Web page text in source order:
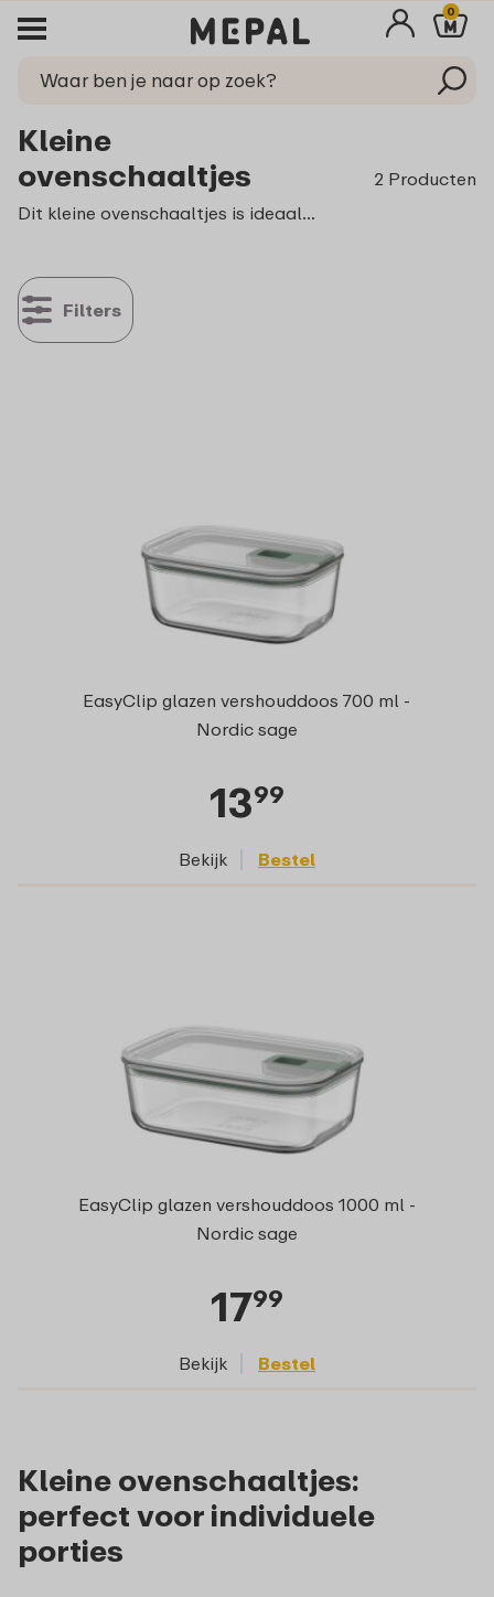
0
Kleine
ovenschaaltjes
2 Producten
Dit kleine ovenschaaltjes is ideaal voor het bereiden van de lekkerste desserts of het voorbereiden van verse groentes. Een etentje bij vrienden? Jij neemt deze
Filters
EasyClip glazen vershouddoos 700 ml -
Nordic sage
1399
Bekijk Bestel
EasyClip glazen vershouddoos 1000 ml -
Nordic sage
1799
Bekijk Bestel
Kleine ovenschaaltjes:
perfect voor individuele
porties